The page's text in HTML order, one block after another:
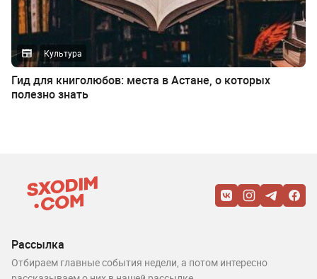
Культура
Гид для книголюбов: места в Астане, о которых
полезно знать
Рассылка
Отбираем главные события недели, а потом интересно